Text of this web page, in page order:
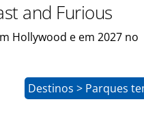
and Furious
Hollywood e em 2027 no
Destinos > Parques